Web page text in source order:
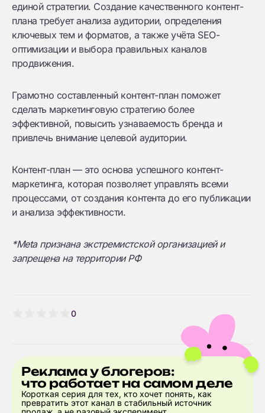
единой стратегии. Создание качественного контент-
плана требует анализа аудитории, определения
ключевых тем и форматов, а также учёта SEO-
оптимизации и выбора правильных каналов
продвижения.
Грамотно составленный контент-план поможет
сделать маркетинговую стратегию более
эффективной, повысить узнаваемость бренда и
привлечь внимание целевой аудитории.
Контент-план — это основа успешного контент-
маркетинга, которая позволяет управлять всеми
процессами, от создания контента до его публикации
и анализа эффективности.
*Meta признана экстремистской организацией и
запрещена на территории РФ
0
Реклама у блогеров:
что работает на самом деле
Короткая серия для тех, кто хочет понять, как
превратить этот канал в стабильный источник